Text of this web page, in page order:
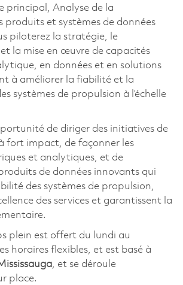
principal, Analyse de la
produits et systèmes de données
piloterez la stratégie, le
la mise en œuvre de capacités
en données et en solutions
à améliorer la fiabilité et la
systèmes de propulsion à l’échelle
de diriger des initiatives de
fort impact, de façonner les
et analytiques, et de
de données innovants qui
des systèmes de propulsion,
des services et garantissent la
plein est offert du lundi au
horaires flexibles, et est basé à
, et se déroule
place.